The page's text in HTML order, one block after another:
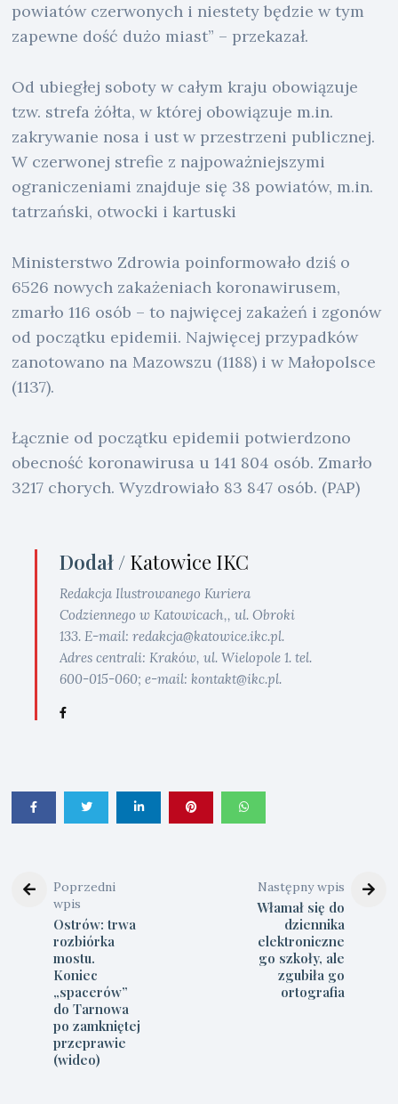
powiatów czerwonych i niestety będzie w tym
zapewne dość dużo miast” – przekazał.
Od ubiegłej soboty w całym kraju obowiązuje
tzw. strefa żółta, w której obowiązuje m.in.
zakrywanie nosa i ust w przestrzeni publicznej.
W czerwonej strefie z najpoważniejszymi
ograniczeniami znajduje się 38 powiatów, m.in.
tatrzański, otwocki i kartuski
Ministerstwo Zdrowia poinformowało dziś o
6526 nowych zakażeniach koronawirusem,
zmarło 116 osób – to najwięcej zakażeń i zgonów
od początku epidemii. Najwięcej przypadków
zanotowano na Mazowszu (1188) i w Małopolsce
(1137).
Łącznie od początku epidemii potwierdzono
obecność koronawirusa u 141 804 osób. Zmarło
3217 chorych. Wyzdrowiało 83 847 osób. (PAP)
Dodał / Katowice IKC
Redakcja Ilustrowanego Kuriera
Codziennego w Katowicach,, ul. Obroki
133. E-mail: redakcja@katowice.ikc.pl.
Adres centrali: Kraków, ul. Wielopole 1. tel.
600-015-060; e-mail: kontakt@ikc.pl.
Poprzedni
wpis
Ostrów: trwa
rozbiórka
mostu.
Koniec
„spacerów”
do Tarnowa
po zamkniętej
przeprawie
(wideo)
Następny wpis
Włamał się do
dziennika
elektroniczne
go szkoły, ale
zgubiła go
ortografia